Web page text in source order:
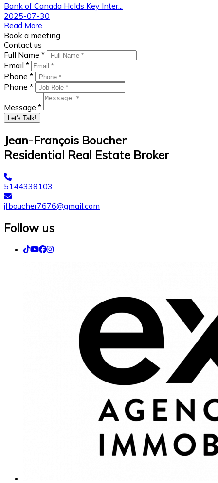
Bank of Canada Holds Key Inter...
2025-07-30
Read More
Book a meeting.
Contact us
Full Name *
Email *
Phone *
Phone *
Message *
Let's Talk!
Jean-François Boucher
Residential Real Estate Broker
5144338103
jfboucher7676@gmail.com
Follow us